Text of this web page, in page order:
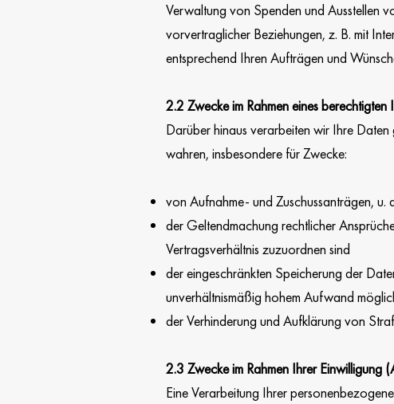
Verwaltung von Spenden und Ausstellen
vorvertraglicher Beziehungen, z. B. mit
entsprechend Ihren Aufträgen und
2.2 Zwecke im Rahmen eines
Darüber hinaus verarbeiten wir Ihre
wahren, insbesondere für Zwecke:
von Aufnahme- und Zuschussanträgen,
der Geltendmachung rechtlicher
Vertragsverhältnis zuzuordnen sind
der eingeschränkten Speicherung der
unverhältnismäßig hohem Aufwand
der Verhinderung und Aufklärung von
2.3 Zwecke im Rahmen Ihrer Einwilligung
Eine Verarbeitung Ihrer